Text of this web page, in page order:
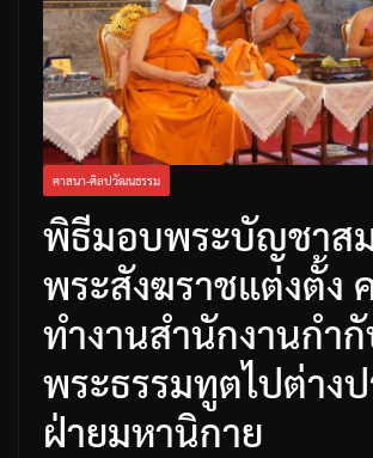
ศาสนา-ศิลปวัฒนธรรม
พิธีมอบพระบัญชาส
พระสังฆราชแต่งตั้ง
ทำงานสำนักงานกำ
พระธรรมทูตไปต่างป
ฝ่ายมหานิกาย